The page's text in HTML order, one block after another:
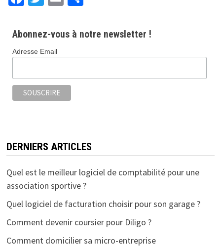
b
o
o
k
tt
er
ai ta
r
Abonnez-vous à notre newsletter !
Adresse Email
DERNIERS ARTICLES
Quel est le meilleur logiciel de comptabilité pour une
association sportive ?
Quel logiciel de facturation choisir pour son garage ?
Comment devenir coursier pour Diligo ?
Comment domicilier sa micro-entreprise